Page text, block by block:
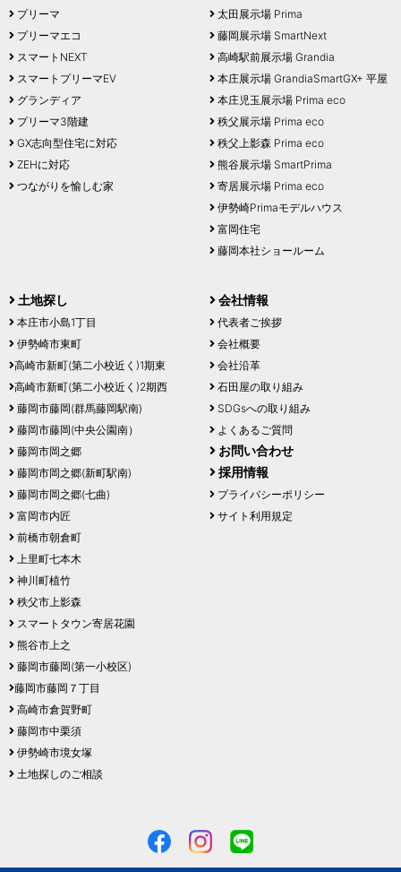
プリーマ
プリーマエコ
スマートNEXT
スマートプリーマEV
グランディア
プリーマ3階建
GX志向型住宅に対応
ZEHに対応
つながりを愉しむ家
太田展示場 Prima
藤岡展示場 SmartNext
高崎駅前展示場 Grandia
本庄展示場 GrandiaSmartGX+ 平屋
本庄児玉展示場 Prima eco
秩父展示場 Prima eco
秩父上影森 Prima eco
熊谷展示場 SmartPrima
寄居展示場 Prima eco
伊勢崎Primaモデルハウス
富岡住宅
藤岡本社ショールーム
土地探し
本庄市小島1丁目
伊勢崎市東町
高崎市新町(第二小校近く)1期東
高崎市新町(第二小校近く)2期西
藤岡市藤岡(群馬藤岡駅南)
藤岡市藤岡(中央公園南）
藤岡市岡之郷
藤岡市岡之郷(新町駅南)
藤岡市岡之郷(七曲)
富岡市内匠
前橋市朝倉町
上里町七本木
神川町植竹
秩父市上影森
スマートタウン寄居花園
熊谷市上之
藤岡市藤岡(第一小校区)
藤岡市藤岡７丁目
高崎市倉賀野町
藤岡市中栗須
伊勢崎市境女塚
土地探しのご相談
会社情報
代表者ご挨拶
会社概要
会社沿革
石田屋の取り組み
SDGsへの取り組み
よくあるご質問
お問い合わせ
採用情報
プライバシーポリシー
サイト利用規定